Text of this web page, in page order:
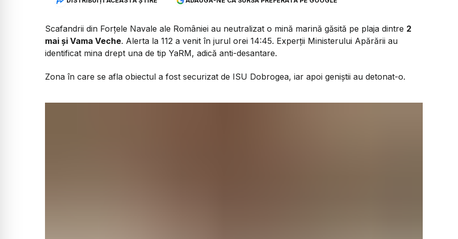
Scafandrii din Forțele Navale ale României au neutralizat o mină marină găsită pe plaja dintre 2
mai și Vama Veche. Alerta la 112 a venit în jurul orei 14:45. Experții Ministerului Apărării au
identificat mina drept una de tip YaRM, adică anti-desantare.
Zona în care se afla obiectul a fost securizat de ISU Dobrogea, iar apoi geniștii au detonat-o.